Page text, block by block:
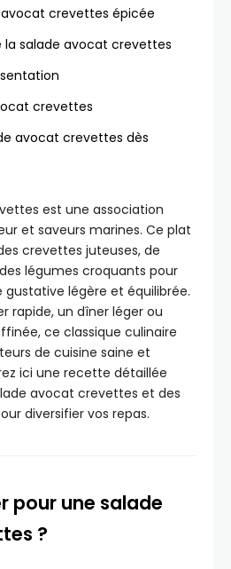
avocat crevettes épicée
la salade avocat crevettes
crevettes
avocat crevettes dès
est une association
et saveurs marines. Ce plat
crevettes juteuses, de
légumes croquants pour
légère et équilibrée.
rapide, un dîner léger ou
ce classique culinaire
de cuisine saine et
ici une recette détaillée
avocat crevettes et des
diversifier vos repas.
pour une salade
?